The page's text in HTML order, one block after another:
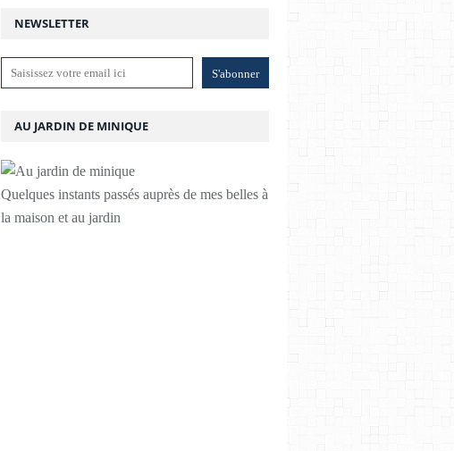
NEWSLETTER
AU JARDIN DE MINIQUE
Quelques instants passés auprès de mes belles à
la maison et au jardin